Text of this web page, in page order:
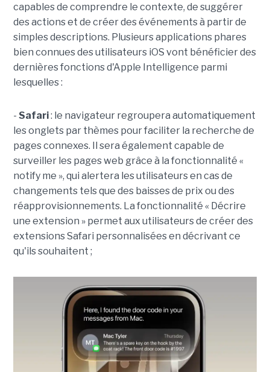
capables de comprendre le contexte, de suggérer
des actions et de créer des événements à partir de
simples descriptions. Plusieurs applications phares
bien connues des utilisateurs iOS vont bénéficier des
dernières fonctions d'Apple Intelligence parmi
lesquelles :
- Safari: le navigateur regroupera automatiquement
les onglets par thèmes pour faciliter la recherche de
pages connexes. Il sera également capable de
surveiller les pages web grâce à la fonctionnalité «
notify me », qui alertera les utilisateurs en cas de
changements tels que des baisses de prix ou des
réapprovisionnements. La fonctionnalité « Décrire
une extension » permet aux utilisateurs de créer des
extensions Safari personnalisées en décrivant ce
qu'ils souhaitent ;